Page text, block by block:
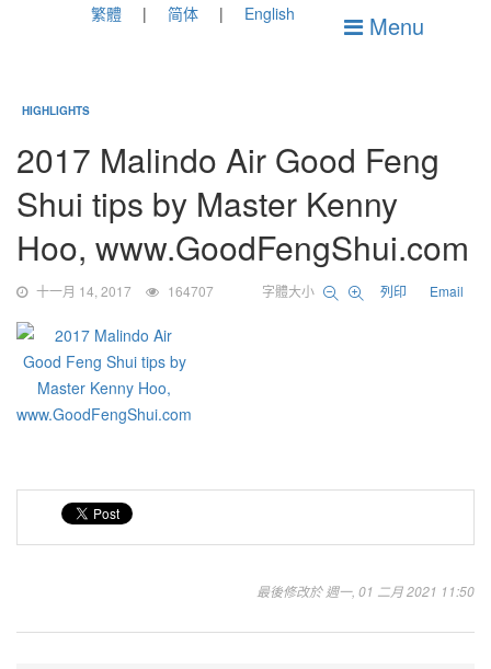
繁體 简体 English Menu
HIGHLIGHTS
2017 Malindo Air Good Feng
Shui tips by Master Kenny
Hoo, www.GoodFengShui.com
十一月 14, 2017 164707 字體大小 列印 Email
最後修改於 週一, 01 二月 2021 11:50